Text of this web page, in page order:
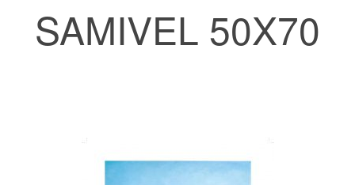
SAMIVEL 50X70